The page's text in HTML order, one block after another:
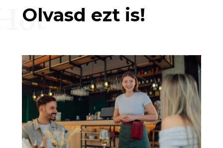
Olvasd ezt is!